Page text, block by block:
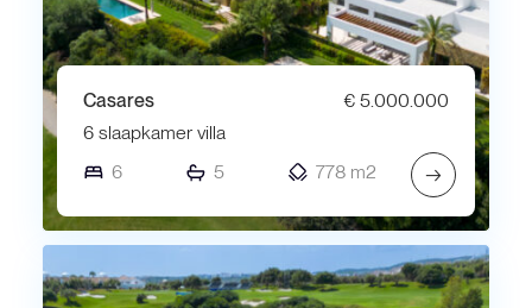
Casares
€ 5.000.000
6 slaapkamer villa
6
5 778 m2 →